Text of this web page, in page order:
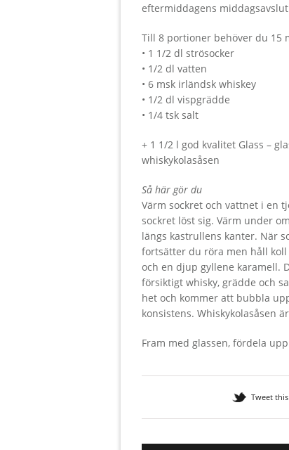
eftermiddagens
Till 8 portioner behöver du 15
• 1 1/2 dl strösocker
• 1/2 dl vatten
• 6 msk irländsk whiskey
• 1/2 dl vispgrädde
• 1/4 tsk salt
+ 1 1/2 l god kvalitet Glass –
whiskykolasåsen
Så här gör du
Värm sockret och vattnet i en
sockret löst sig. Värm under
längs kastrullens kanter. När
fortsätter du röra men håll
och en djup gyllene karamell.
försiktigt whisky, grädde och
het och kommer att bubbla
konsistens. Whiskykolasåsen
Fram med glassen, fördela
Tweet